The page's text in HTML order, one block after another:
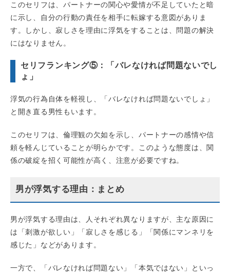
このセリフは、パートナーの関心や愛情が不足していたと暗
に示し、自分の行動の責任を相手に転嫁する意図がありま
す。しかし、寂しさを理由に浮気をすることは、問題の解決
にはなりません。
セリフランキング⑤：「バレなければ問題ないでし
ょ」
浮気の行為自体を軽視し、「バレなければ問題ないでしょ」
と開き直る男性もいます。
このセリフは、倫理観の欠如を示し、パートナーの感情や信
頼を軽んじていることが明らかです。このような態度は、関
係の破綻を招く可能性が高く、注意が必要ですね。
男が浮気する理由：まとめ
男が浮気する理由は、人それぞれ異なりますが、主な原因に
は「刺激が欲しい」「寂しさを感じる」「関係にマンネリを
感じた」などがあります。
一方で、「バレなければ問題ない」「本気ではない」といっ